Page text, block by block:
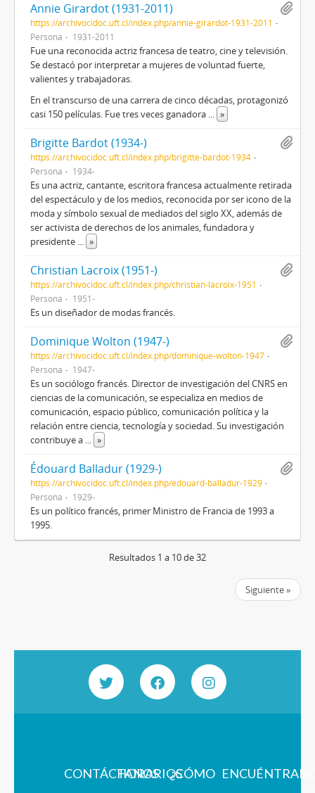
Annie Girardot (1931-2011)
https://archivocidoc.uft.cl/index.php/annie-girardot-1931-2011
Persona
1931-2011
Fue una reconocida actriz francesa de teatro, cine y televisión.​
Se destacó por interpretar a mujeres de voluntad fuerte,
valientes y trabajadoras.
En el transcurso de una carrera de cinco décadas, protagonizó
casi 150 películas. Fue tres veces ganadora ... »
Brigitte Bardot (1934-)
https://archivocidoc.uft.cl/index.php/brigitte-bardot-1934
Persona
1934-
Es una actriz, cantante, escritora francesa actualmente retirada
del espectáculo y de los medios, reconocida por ser icono de la
moda y símbolo sexual de mediados del siglo XX, además de
ser activista de derechos de los animales, fundadora y
presidente ... »
Christian Lacroix (1951-)
https://archivocidoc.uft.cl/index.php/christian-lacroix-1951
Persona
1951-
Es un diseñador de modas francés.
Dominique Wolton (1947-)
https://archivocidoc.uft.cl/index.php/dominique-wolton-1947
Persona
1947-
Es un sociólogo francés. Director de investigación del CNRS en
ciencias de la comunicación, se especializa en medios de
comunicación, espacio público, comunicación política y la
relación entre ciencia, tecnología y sociedad. Su investigación
contribuye a ... »
Édouard Balladur (1929-)
https://archivocidoc.uft.cl/index.php/edouard-balladur-1929
Persona
1929-
Es un político francés, primer Ministro de Francia de 1993 a
1995.
Resultados 1 a 10 de 32
Siguiente »
CONTÁCTANOS
HORARIOS¿CÓMO